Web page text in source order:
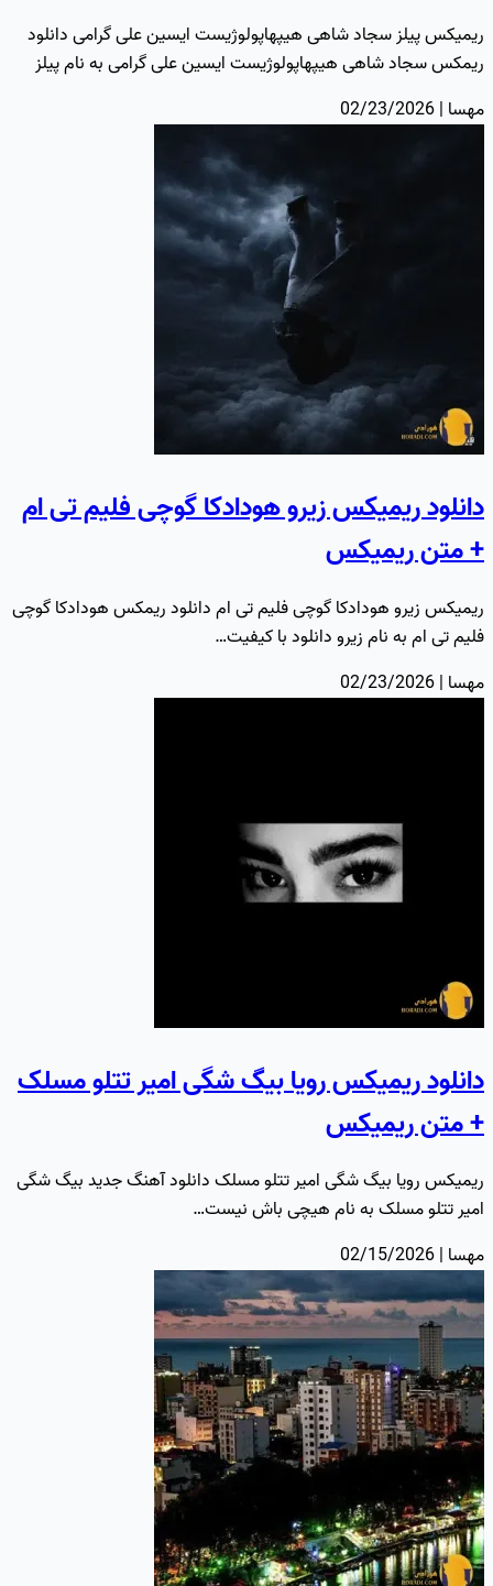
ریمیکس پیلز سجاد شاهی هیپهاپولوژیست ایسین علی گرامی دانلود
ریمکس سجاد شاهی هیپهاپولوژیست ایسین علی گرامی به نام پیلز
مهسا | 02/23/2026
دانلود ریمیکس زیرو هودادکا گوچی فلیم تی ام
+ متن ریمیکس
ریمیکس زیرو هودادکا گوچی فلیم تی ام دانلود ریمکس هودادکا گوچی
فلیم تی ام به نام زیرو دانلود با کیفیت…
مهسا | 02/23/2026
دانلود ریمیکس رویا بیگ شگی امیر تتلو مسلک
+ متن ریمیکس
ریمیکس رویا بیگ شگی امیر تتلو مسلک دانلود آهنگ جدید بیگ شگی
امیر تتلو مسلک به نام هیچی باش نیست…
مهسا | 02/15/2026